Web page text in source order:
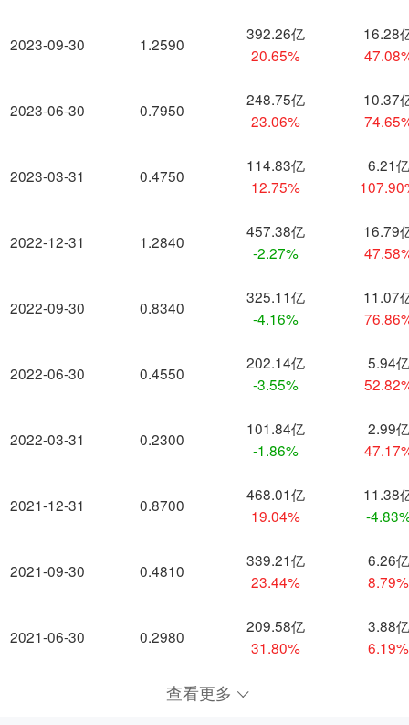
2023-09-30
2023-06-30
2023-03-31
2022-12-31
2022-09-30
2022-06-30
2022-03-31
2021-12-31
2021-09-30
2021-06-30
1.2590
392.26亿
20.65%
16.28
0.7950
248.75亿
23.06%
10.37
0.4750
114.83亿
12.75%
6.21亿
1.2840
457.38亿
-2.27%
16.79
0.8340
325.11亿
-4.16%
11.07
0.4550
202.14亿
-3.55%
5.94亿
0.2300
101.84亿
-1.86%
2.99亿
0.8700
468.01亿
19.04%
11.38
-
0.4810
339.21亿
23.44%
6.26亿
8.79%
0.2980
209.58亿
31.80%
3.88亿
6.19%
查看更多